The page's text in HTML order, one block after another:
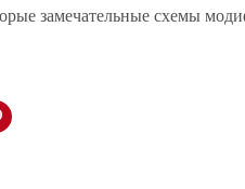
замечательные схемы